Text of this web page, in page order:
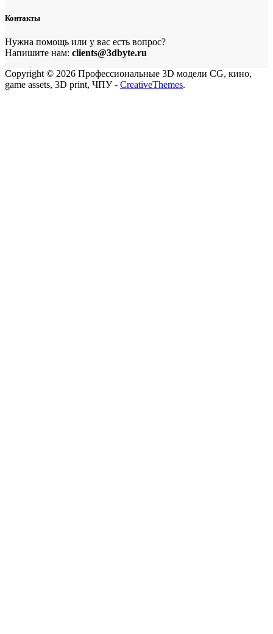
Контакты
Нужна помощь или у вас есть вопрос?
Напишите нам: clients@3dbyte.ru
Copyright © 2026 Профессиональные 3D модели CG, кино,
game assets, 3D print, ЧПУ - CreativeThemes.